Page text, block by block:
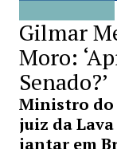
Gilmar
Moro:
Senado?’
Ministro do
juiz da
jantar em